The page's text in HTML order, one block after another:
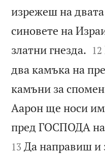
изрежеш на
синовете на
златни гнезда. 

12
два камъка на
камъни за
Аарон ще носи
пред ГОСПОДА на
13 Да направиш и